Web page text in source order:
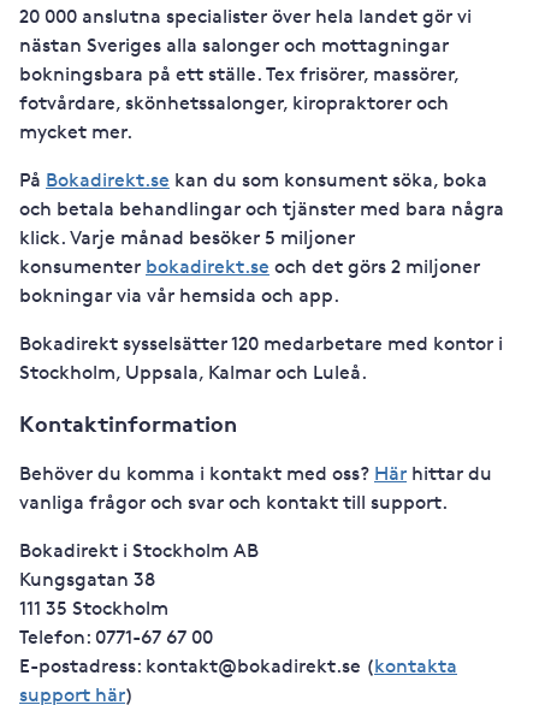
20 000 anslutna specialister över hela landet gör vi
nästan Sveriges alla salonger och mottagningar
bokningsbara på ett ställe. Tex frisörer, massörer,
fotvårdare, skönhetssalonger, kiropraktorer och
mycket mer.
På Bokadirekt.se kan du som konsument söka, boka
och betala behandlingar och tjänster med bara några
klick. Varje månad besöker 5 miljoner
konsumenter bokadirekt.se och det görs 2 miljoner
bokningar via vår hemsida och app.
Bokadirekt sysselsätter 120 medarbetare med kontor i
Stockholm, Uppsala, Kalmar och Luleå.
Kontaktinformation
Behöver du komma i kontakt med oss? Här hittar du
vanliga frågor och svar och kontakt till support.
Bokadirekt i Stockholm AB
Kungsgatan 38
111 35 Stockholm
Telefon: 0771-67 67 00
E-postadress: kontakt@bokadirekt.se (kontakta
support här)